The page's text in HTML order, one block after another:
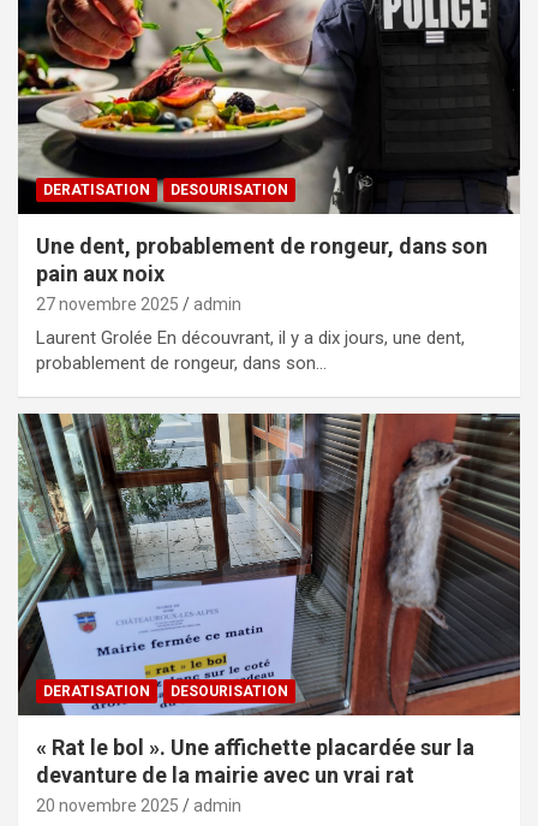
DERATISATION DESOURISATION
Une dent, probablement de rongeur, dans son
pain aux noix
27 novembre 2025 admin
Laurent Grolée En découvrant, il y a dix jours, une dent,
probablement de rongeur, dans son…
DERATISATION DESOURISATION
« Rat le bol ». Une affichette placardée sur la
devanture de la mairie avec un vrai rat
20 novembre 2025 admin